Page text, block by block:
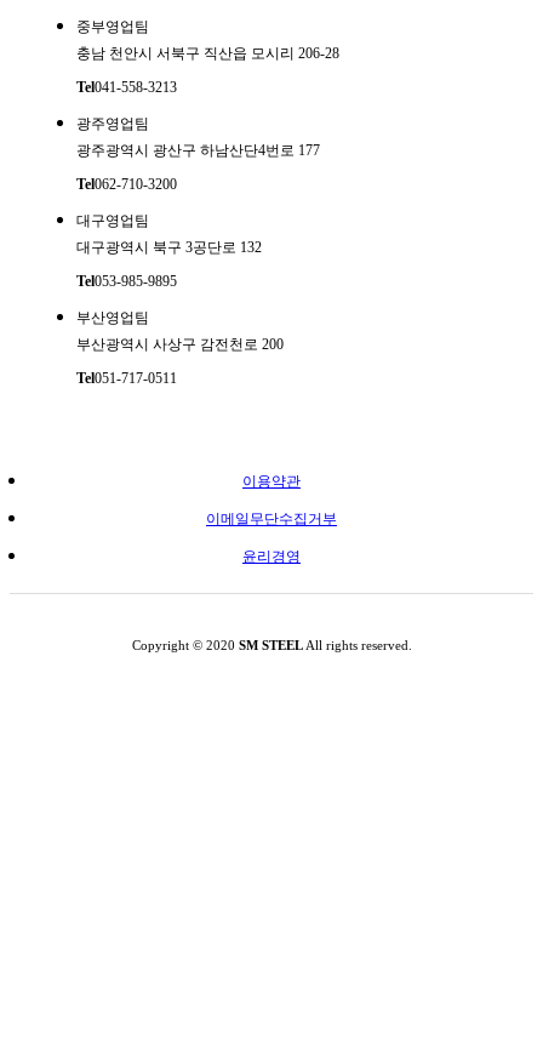
중부영업팀
충남 천안시 서북구 직산읍 모시리 206-28
Tel041-558-3213
광주영업팀
광주광역시 광산구 하남산단4번로 177
Tel062-710-3200
대구영업팀
대구광역시 북구 3공단로 132
Tel053-985-9895
부산영업팀
부산광역시 사상구 감전천로 200
Tel051-717-0511
이용약관
이메일무단수집거부
윤리경영
Copyright © 2020 SM STEELAll rights reserved.